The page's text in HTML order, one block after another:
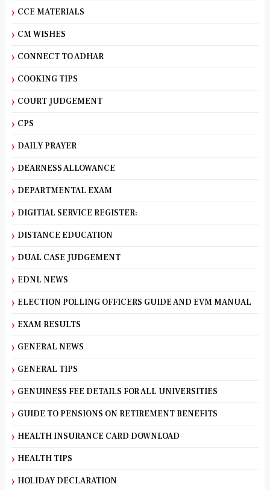
CCE MATERIALS
CM WISHES
CONNECT TO ADHAR
COOKING TIPS
COURT JUDGEMENT
CPS
DAILY PRAYER
DEARNESS ALLOWANCE
DEPARTMENTAL EXAM
DIGITIAL SERVICE REGISTER:
DISTANCE EDUCATION
DUAL CASE JUDGEMENT
EDNL NEWS
ELECTION POLLING OFFICERS GUIDE AND EVM MANUAL
EXAM RESULTS
GENERAL NEWS
GENERAL TIPS
GENUINESS FEE DETAILS FOR ALL UNIVERSITIES
GUIDE TO PENSIONS ON RETIREMENT BENEFITS
HEALTH INSURANCE CARD DOWNLOAD
HEALTH TIPS
HOLIDAY DECLARATION